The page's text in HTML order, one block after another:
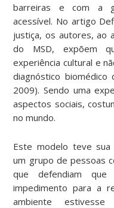
barreiras e com a
acessível. No artigo
justiça, os autores, ao
do MSD, expõem
experiência cultural e
diagnóstico biomédico
2009). Sendo uma
aspectos sociais,
no mundo.
Este modelo teve sua
um grupo de pessoas
que defendiam
impedimento para a
ambiente